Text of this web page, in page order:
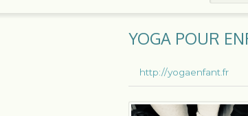
YOGA POUR
http://yogaenfant.fr